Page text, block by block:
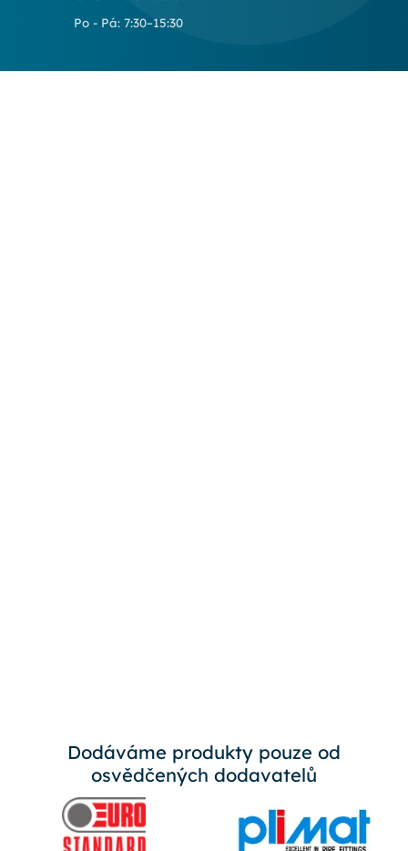
Po - Pá: 7:30–15:30
Dodáváme produkty pouze od
osvědčených dodavatelů